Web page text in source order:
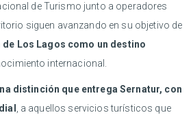
de Turismo junto a operadores
siguen avanzando en su objetivo de
Los Lagos como un destino
internacional.
distinción que entrega Sernatur, con
, a aquellos servicios turísticos que